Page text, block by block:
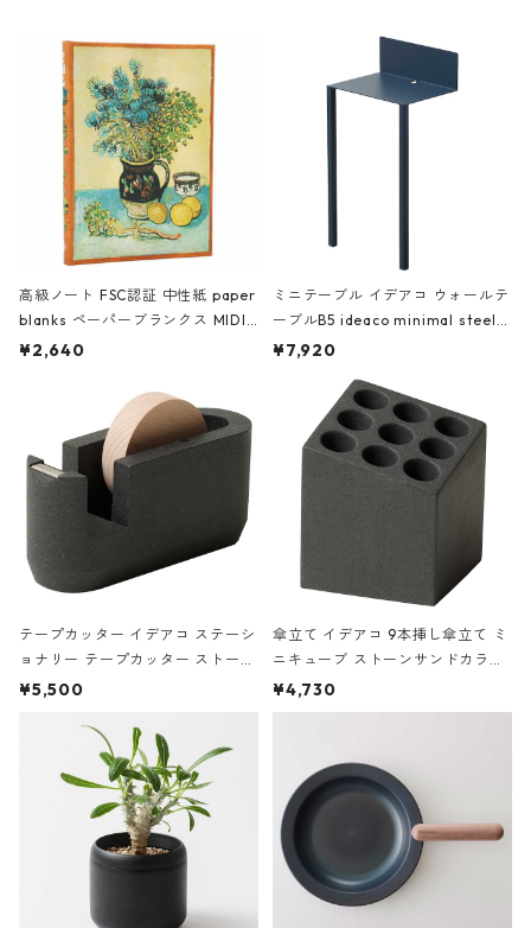
高級ノート FSC認証 中性紙 paper
blanks ペーパーブランクス MIDI
ハードカバー 罫線 ヴァン・ゴッホ
¥2,640
ミニテーブル イデアコ ウォールテ
ーブルB5 ideaco minimal steel f
urniture WALL Table B5 ネイビー
¥7,920
テープカッター イデアコ ステーシ
ョナリー テープカッター ストーン
サンドカラー 石調 ideaco Station
¥5,500
傘立て イデアコ 9本挿し傘立て ミ
ニキューブ ストーンサンドカラー
石調 ideaco Umbrella Stand CUB
E ストーンサンドブラック
¥4,730